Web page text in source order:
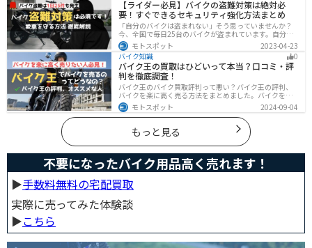
バイク盗難保険を探している人に最適です。
【ライダー必見】バイクの盗難対策は絶対必
要！すぐできるセキュリティ強化方法まとめ
「自分のバイクは盗まれない」そう思っていませんか？
今、全国で毎日25台のバイクが盗まれています。自分の
バイクは大丈夫という保証はどこにもありません。バイ
クの盗難対策の方法を理解して、自分のバイクは自分で
守りましょう。
モトスポット
2023-04-23
バイク知識
0
バイク王の買取はひどいって本当？口コミ・評
判を徹底調査！
バイク王のバイク買取評判って悪い？バイク王の評判、
バイクを楽に高く売る方法をまとめました。バイクを売
却しようと考えている方は、是非参考にしてください。
モトスポット 2024-09-04
もっと見る
不要になったバイク用品高く売れます！
▶︎手数料無料の宅配買取
実際に売ってみた体験談
▶︎こちら